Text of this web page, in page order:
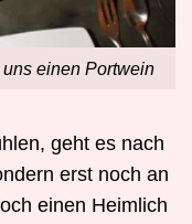
einen Portwein
geht es nach
erst noch an
einen Heimlich